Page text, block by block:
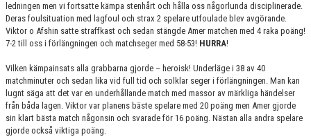
ledningen men vi fortsatte kämpa stenhårt och hålla oss någorlunda disciplinerade.
Deras foulsituation med lagfoul och strax 2 spelare utfoulade blev avgörande.
Viktor o Afshin satte straffkast och sedan stängde Amer matchen med 4 raka poäng!
7-2 till oss i förlängningen och matchseger med 58-53! HURRA!
Vilken kämpainsats alla grabbarna gjorde – heroisk! Underläge i 38 av 40
matchminuter och sedan lika vid full tid och solklar seger i förlängningen. Man kan
lugnt säga att det var en underhållande match med massor av märkliga händelser
från båda lagen. Viktor var planens bäste spelare med 20 poäng men Amer gjorde
sin klart bästa match någonsin och svarade för 16 poäng. Nästan alla andra spelare
gjorde också viktiga poäng.